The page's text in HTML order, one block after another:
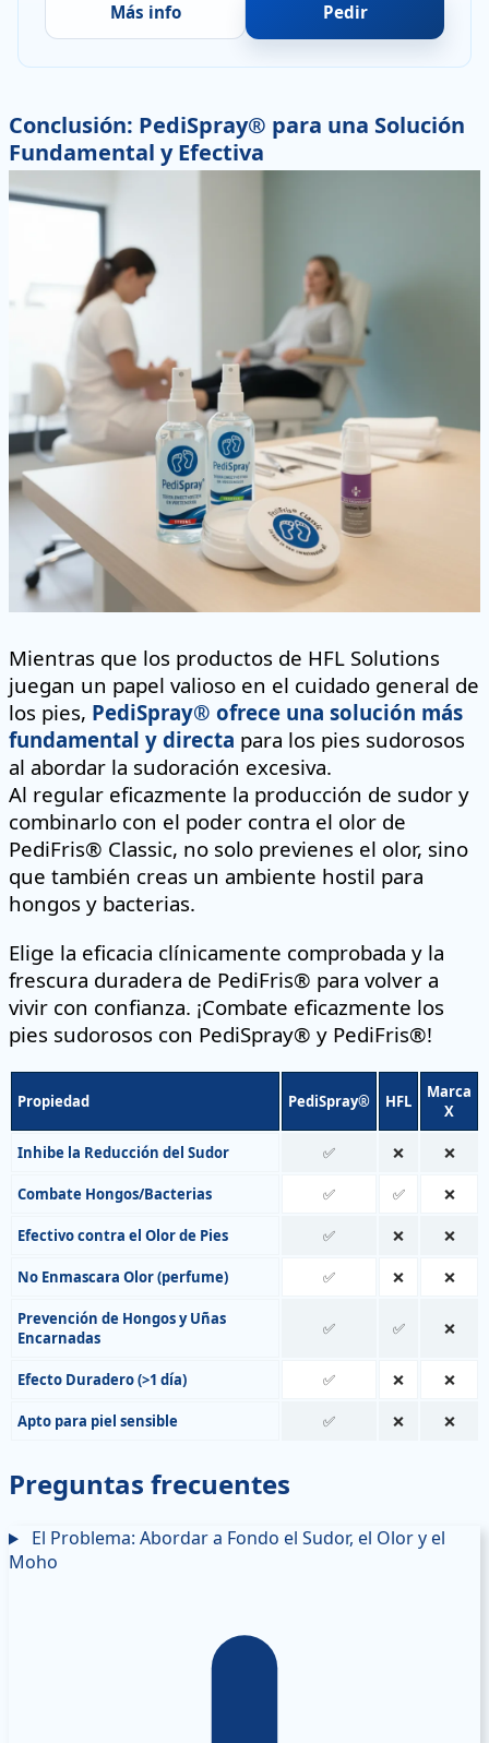
Más info Pedir
Conclusión: PediSpray® para una Solución
Fundamental y Efectiva
Mientras que los productos de HFL Solutions
juegan un papel valioso en el cuidado general de
los pies, PediSpray® ofrece una solución más
fundamental y directa para los pies sudorosos
al abordar la sudoración excesiva.
Al regular eficazmente la producción de sudor y
combinarlo con el poder contra el olor de
PediFris® Classic, no solo previenes el olor, sino
que también creas un ambiente hostil para
hongos y bacterias.
Elige la eficacia clínicamente comprobada y la
frescura duradera de PediFris® para volver a
vivir con confianza. ¡Combate eficazmente los
pies sudorosos con PediSpray® y PediFris®!
Propiedad PediSpray® HFL
Marca
X
Inhibe la Reducción del Sudor ✅ ❌ ❌
Combate Hongos/Bacterias ✅ ✅ ❌
Efectivo contra el Olor de Pies ✅ ❌ ❌
No Enmascara Olor (perfume) ✅ ❌ ❌
Prevención de Hongos y Uñas
Encarnadas
✅ ✅ ❌
Efecto Duradero (>1 día) ✅ ❌ ❌
Apto para piel sensible ✅ ❌ ❌
Preguntas frecuentes
El Problema: Abordar a Fondo el Sudor, el Olor y el
Moho